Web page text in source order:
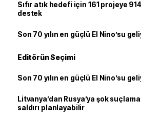
Sıfır atık hedefi için 161 projeye
destek
Son 70 yılın en güçlü El Nino’su
Editörün Seçimi
Son 70 yılın en güçlü El Nino’su
Litvanya’dan Rusya’ya şok
saldırı planlayabilir